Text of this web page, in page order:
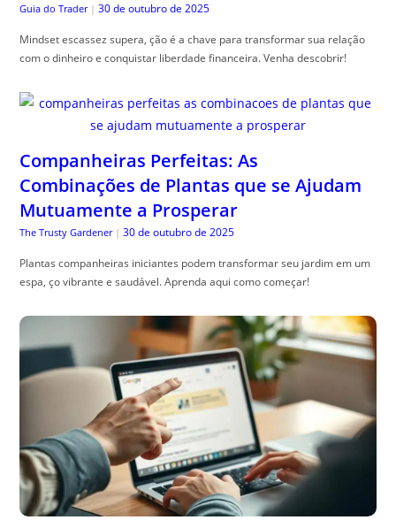
Guia do Trader | 30 de outubro de 2025
Mindset escassez supera, ção é a chave para transformar sua relação
com o dinheiro e conquistar liberdade financeira. Venha descobrir!
Companheiras Perfeitas: As
Combinações de Plantas que se Ajudam
Mutuamente a Prosperar
The Trusty Gardener | 30 de outubro de 2025
Plantas companheiras iniciantes podem transformar seu jardim em um
espa, ço vibrante e saudável. Aprenda aqui como começar!